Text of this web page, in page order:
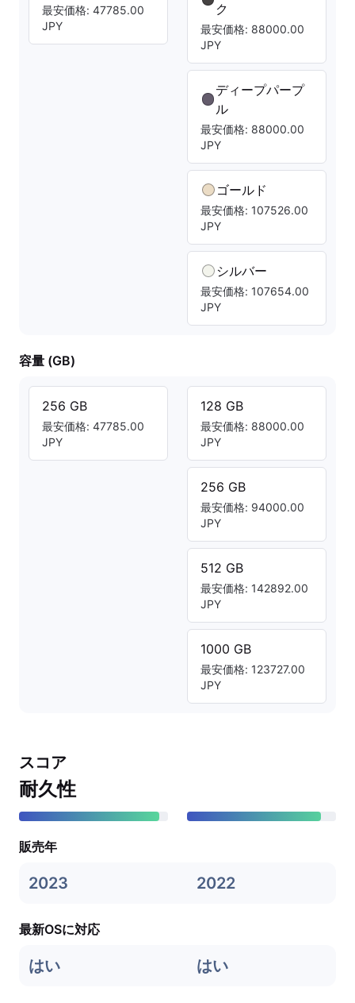
最安価格: 47785.00
JPY
ク
最安価格: 88000.00
JPY
ディープパープ
ル
最安価格: 88000.00
JPY
ゴールド
最安価格: 107526.00
JPY
シルバー
最安価格: 107654.00
JPY
容量 (GB)
256 GB
最安価格: 47785.00
JPY
128 GB
最安価格: 88000.00
JPY
256 GB
最安価格: 94000.00
JPY
512 GB
最安価格: 142892.00
JPY
1000 GB
最安価格: 123727.00
JPY
スコア
耐久性
販売年
2023 2022
最新OSに対応
はい はい